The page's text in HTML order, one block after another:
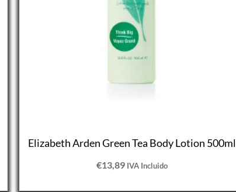
Elizabeth Arden Green Tea Body Lotion 500ml
€13,89 IVA Incluido